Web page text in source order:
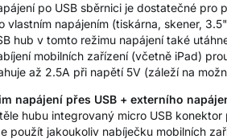
po USB sběrnici je dostatečné pro
vlastním napájením (tiskárna, skener,
hub v tomto režimu napájení také
mobilních zařízení (včetně iPad)
až 2.5A při napětí 5V (záleží na
napájení přes USB + externího
hubu integrovaný micro USB
použít jakoukoliv nabíječku mobilních